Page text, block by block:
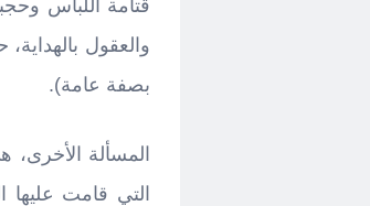
قتامة اللباس
والعقول
بصفة عامة).
المسألة الأخرى،
التي قامت عليها